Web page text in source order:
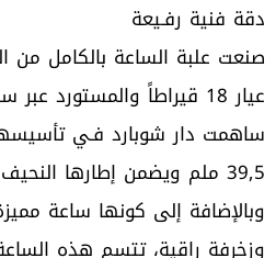
دقة فنية رفـيعة
صنعت علبة الساعة بالكامل من
عيار 18 قيراطاً والمستورد
ساهمت دار شوبارد فـي
39,5 ملم ويضمن إطارها
وبالإضافة إلى كونها ساعة
وزخرفة راقية، تتسم هذه